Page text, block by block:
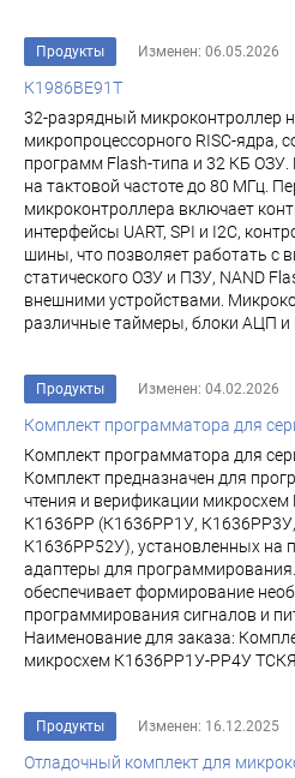
Продукты Изменен: 06.05.2026
К1986ВЕ91Т
32-разрядный микроконтроллер
микропроцессорного RISC-ядра,
программ Flash-типа и 32 КБ
на тактовой частоте до 80 МГц.
микроконтроллера включает
интерфейсы UART, SPI и I2C,
шины, что позволяет работать с
статического ОЗУ и ПЗУ, NAND
внешними устройствами.
различные таймеры, блоки АЦП и
Продукты Изменен: 04.02.2026
Комплект программатора для
Комплект программатора для
Комплект предназначен для
чтения и верификации микросхем
К1636РР (К1636РР1У,
К1636РР52У), установленных на
адаптеры для
обеспечивает формирование
программирования сигналов и
Наименование для заказа:
микросхем К1636РР1У-РР4У
Продукты Изменен: 16.12.2025
Отладочный комплект для